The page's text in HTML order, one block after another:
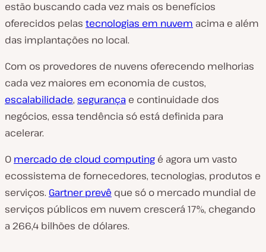
estão buscando cada vez mais os benefícios
oferecidos pelas tecnologias em nuvem acima e além
das implantações no local.
Com os provedores de nuvens oferecendo melhorias
cada vez maiores em economia de custos,
escalabilidade, segurança e continuidade dos
negócios, essa tendência só está definida para
acelerar.
O mercado de cloud computing é agora um vasto
ecossistema de fornecedores, tecnologias, produtos e
serviços. Gartner prevê que só o mercado mundial de
serviços públicos em nuvem crescerá 17%, chegando
a 266,4 bilhões de dólares.